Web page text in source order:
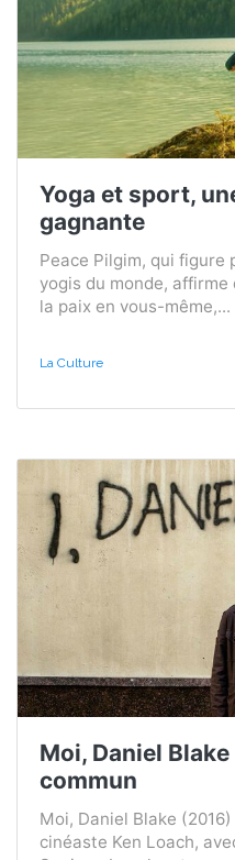
Yoga et sport,
gagnante
Peace Pilgim, qui figure
yogis du monde,
la paix en vous-même,...
La Culture
Moi, Daniel
commun
Moi, Daniel Blake
cinéaste Ken Loach,